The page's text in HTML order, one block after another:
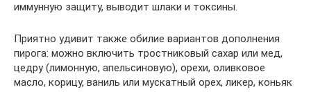
иммунную защиту, выводит шлаки и токсины.
Приятно удивит также обилие вариантов дополнения
пирога: можно включить тростниковый сахар или мед,
цедру (лимонную, апельсиновую), орехи, оливковое
масло, корицу, ваниль или мускатный орех, ликер, коньяк